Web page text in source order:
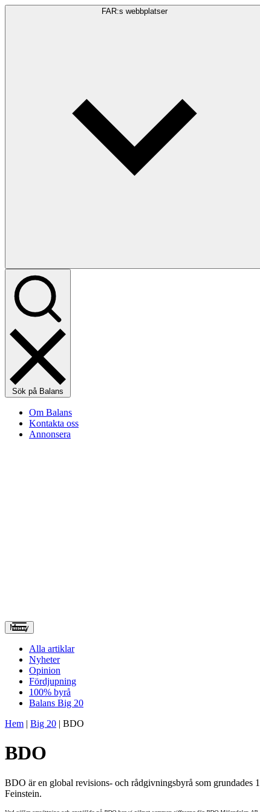
FAR:s webbplatser
Sök på Balans
Om Balans
Kontakta oss
Annonsera
Meny
Alla artiklar
Nyheter
Opinion
Fördjupning
100% byrå
Balans Big 20
Hem | Big 20 | BDO
BDO
BDO är en global revisions- och rådgivningsbyrå som grundades
Feinstein.